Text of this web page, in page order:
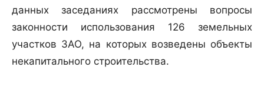
данных заседаниях рассмотрены вопросы
законности использования 126 земельных
участков ЗАО, на которых возведены объекты
некапитального строительства.